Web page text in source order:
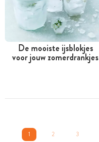
De mooiste ijsblokjes
voor jouw zomerdrankjes
1 2 3